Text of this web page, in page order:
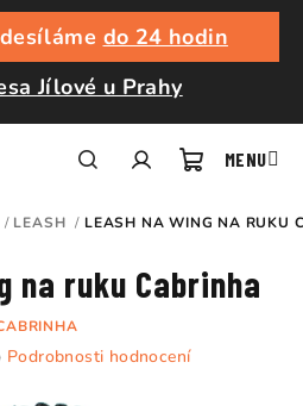
do 24 hodin
Jílové u Prahy
košík
/ LEASH / LEASH NA WING NA RUKU
na ruku Cabrinha
Podrobnosti hodnocení